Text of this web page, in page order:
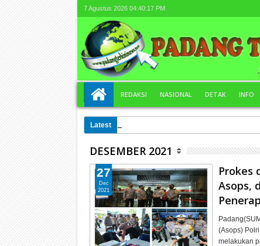
7 Agustus 2026 04:40:18 PM
REDAKSI NASIONAL DETAK INFO
Latest Polemik Aset Bus SMAN 3 Painan
DESEMBER 2021
Prokes
Asops,
(Asops)
melakukan
27
Dec
2021